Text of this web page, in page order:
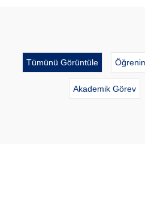
Tümünü Görüntüle
Akademik Görev